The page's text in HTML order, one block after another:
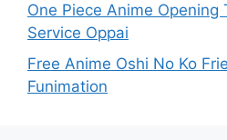
One Piece Anime Opening
Service Oppai
Free Anime Oshi No Ko
Funimation